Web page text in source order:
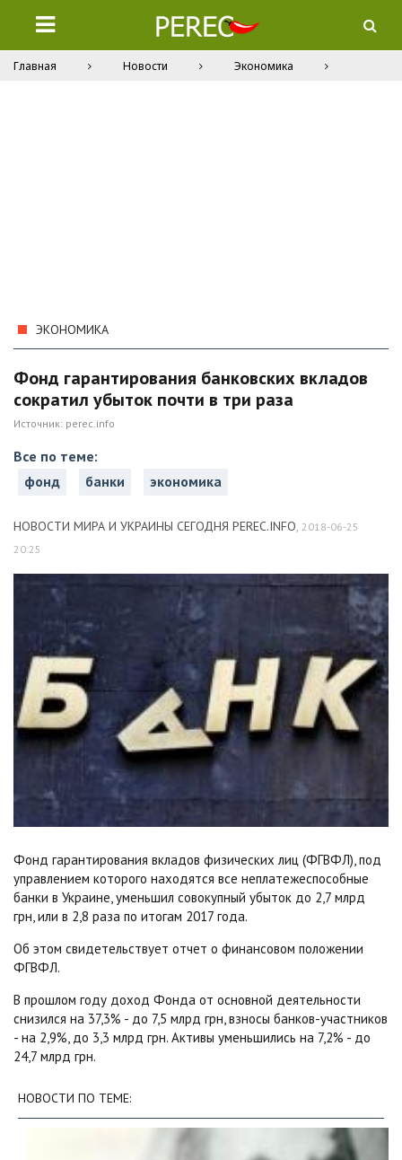
Главная Новости Экономика
ЭКОНОМИКА
Фонд гарантирования банковских вкладов
сократил убыток почти в три раза
Источник: perec.info
Все по теме:
фонд
банки экономика
НОВОСТИ МИРА И УКРАИНЫ СЕГОДНЯ PEREC.INFO, 2018-06-25
20:25
Фонд гарантирования вкладов физических лиц (ФГВФЛ), под
управлением которого находятся все неплатежеспособные
банки в Украине, уменьшил совокупный убыток до 2,7 млрд
грн, или в 2,8 раза по итогам 2017 года.
Об этом свидетельствует отчет о финансовом положении
ФГВФЛ.
В прошлом году доход Фонда от основной деятельности
снизился на 37,3% - до 7,5 млрд грн, взносы банков-участников
- на 2,9%, до 3,3 млрд грн. Активы уменьшились на 7,2% - до
24,7 млрд грн.
НОВОСТИ ПО ТЕМЕ: